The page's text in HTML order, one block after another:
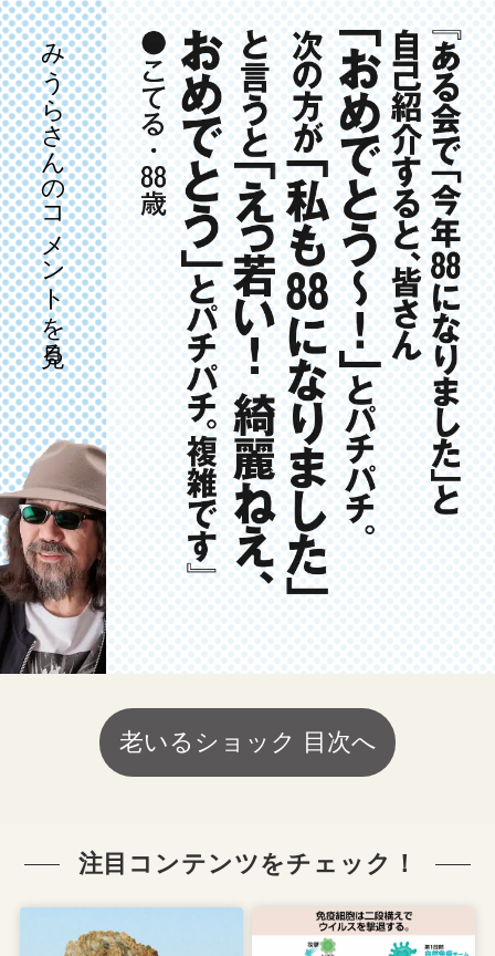
みうらさんのコメントを見る
老いるショック 目次へ
注目コンテンツをチェック！